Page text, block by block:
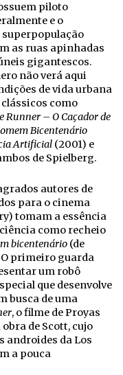
piloto
e o
superpopulação
as ruas apinhadas
gigantescos.
não verá aqui
de vida urbana
como
Runner – O Caçador de
Bicentenário
Artificial (2001) e
de Spielberg.
autores de
para o cinema
tomam a essência
como recheio
bicentenário (de
O primeiro guarda
um robô
que desenvolve
busca de uma
, o filme de Proyas
de Scott, cujo
androides da Los
a pouca